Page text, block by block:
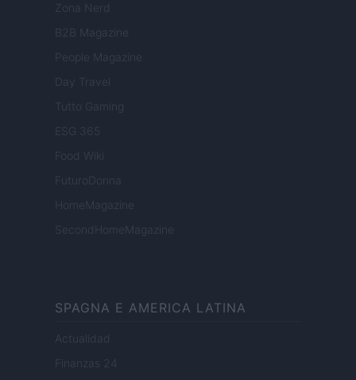
Zona Nerd
B2B Magazine
People Magazine
Day Travel
Tutto Gaming
ESG 365
Food Wiki
FuturoDonna
HomeMagazine
SecondHomeMagazine
SPAGNA E AMERICA LATINA
Actualidad
Finanzas 24